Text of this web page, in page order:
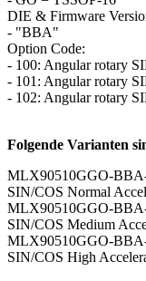
DIE & Firmware
- "BBA"
Option Code:
- 100: Angular rotary
- 101: Angular rotary
- 102: Angular rotary
Folgende Varianten
MLX90510GGO-BBA-
SIN/COS Normal
MLX90510GGO-BBA-
SIN/COS Medium
MLX90510GGO-BBA-
SIN/COS High